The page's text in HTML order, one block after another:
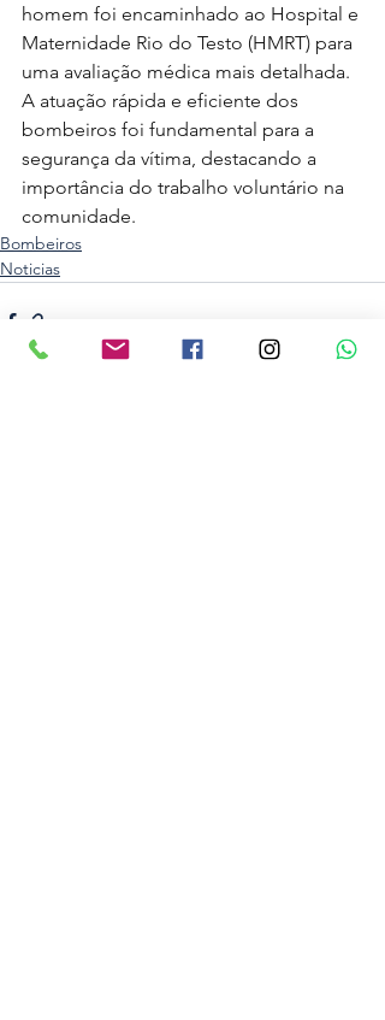
homem foi encaminhado ao Hospital e
Maternidade Rio do Testo (HMRT) para
uma avaliação médica mais detalhada.
A atuação rápida e eficiente dos
bombeiros foi fundamental para a
segurança da vítima, destacando a
importância do trabalho voluntário na
comunidade.
Bombeiros
Noticias